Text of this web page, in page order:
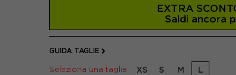
EXTRA
Saldi ancora
GUIDA TAGLIE
Seleziona una taglia XS S M L